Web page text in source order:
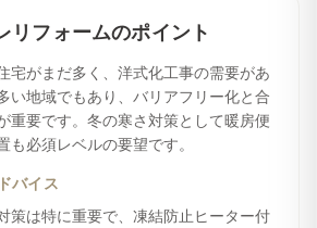
リフォームのポイント
宅がまだ多く、洋式化工事の需要があ
い地域でもあり、バリアフリー化と合
重要です。冬の寒さ対策として暖房便
も必須レベルの要望です。
バイス
策は特に重要で、凍結防止ヒーター付